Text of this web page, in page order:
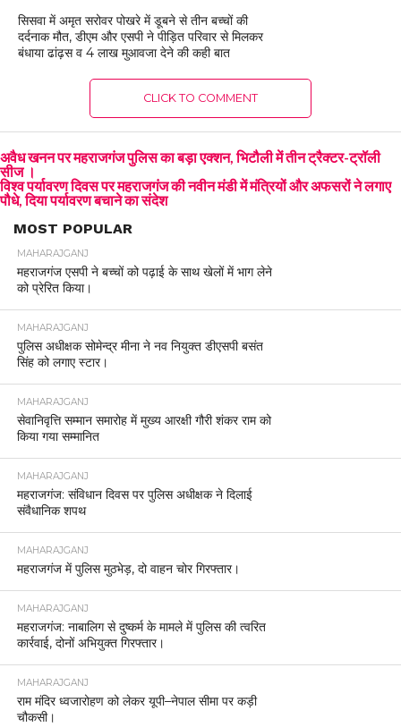
सिसवा में अमृत सरोवर पोखरे में डूबने से तीन बच्चों की
दर्दनाक मौत, डीएम और एसपी ने पीड़ित परिवार से मिलकर
बंधाया ढांढ़स व 4 लाख मुआवजा देने की कही बात
CLICK TO COMMENT
अवैध खनन पर महराजगंज पुलिस का बड़ा एक्शन, भिटौली में तीन ट्रैक्टर-ट्रॉली
सीज ‌।
विश्व पर्यावरण दिवस पर महराजगंज की नवीन मंडी में मंत्रियों और अफसरों ने लगाए
पौधे, दिया पर्यावरण बचाने का संदेश
MOST POPULAR
MAHARAJGANJ
महराजगंज एसपी ने बच्चों को पढ़ाई के साथ खेलों में भाग लेने
को प्रेरित किया।
MAHARAJGANJ
पुलिस अधीक्षक सोमेन्द्र मीना ने नव नियुक्त डीएसपी बसंत
सिंह को लगाए स्टार।
MAHARAJGANJ
सेवानिवृत्ति सम्मान समारोह में मुख्य आरक्षी गौरी शंकर राम को
किया गया सम्मानित
MAHARAJGANJ
महराजगंज: संविधान दिवस पर पुलिस अधीक्षक ने दिलाई
संवैधानिक शपथ
MAHARAJGANJ
महराजगंज में पुलिस मुठभेड़, दो वाहन चोर गिरफ्तार।
MAHARAJGANJ
महराजगंज: नाबालिग से दुष्कर्म के मामले में पुलिस की त्वरित
कार्रवाई, दोनों अभियुक्त गिरफ्तार।
MAHARAJGANJ
राम मंदिर ध्वजारोहण को लेकर यूपी–नेपाल सीमा पर कड़ी
चौकसी।